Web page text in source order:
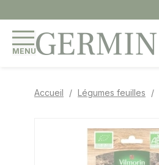
MENU
Accueil Légumes feuilles